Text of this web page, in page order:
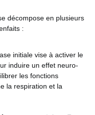
décompose en plusieurs
:
initiale vise à activer le
induire un effet neuro-
les fonctions
la respiration et la